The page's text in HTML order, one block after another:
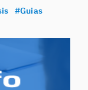
#Guias